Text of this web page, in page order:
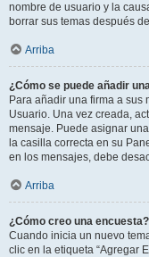
nombre de usuario y la
borrar sus temas después
Arriba
¿Cómo se puede añadir
Para añadir una firma a
Usuario. Una vez creada,
mensaje. Puede asignar
la casilla correcta en su
en los mensajes, debe
Arriba
¿Cómo creo una encuesta?
Cuando inicia un nuevo
clic en la etiqueta “Agregar